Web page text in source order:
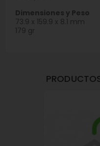
Dimensiones y Peso
73.9 x 159.9 x 8.1 mm
179 gr